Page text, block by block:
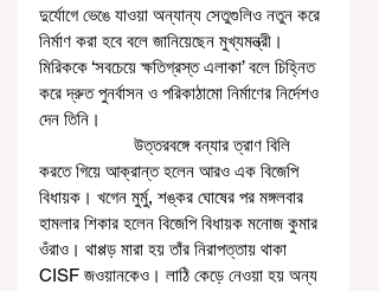
দুর্যোগে ভেঙে যাওয়া অন্যান্য সেতুগুলিও নতুন করে
নির্মাণ করা হবে বলে জানিয়েছেন মুখ্যমন্ত্রী।
মিরিককে ‘সবচেয়ে ক্ষতিগ্রস্ত এলাকা’ বলে চিহ্নিত
করে দ্রুত পুনর্বাসন ও পরিকাঠামো নির্মাণের নির্দেশও
দেন তিনি।
করতে গিয়ে আক্রান্ত হলেন আরও এক বিজেপি
বিধায়ক। খগেন মুর্মু, শঙ্কর ঘোষের পর মঙ্গলবার
হামলার শিকার হলেন বিজেপি বিধায়ক মনোজ কুমার
ওঁরাও। থাপ্পড় মারা হয় তাঁর নিরাপত্তায় থাকা
CISF জওয়ানকেও। লাঠি কেড়ে নেওয়া হয় অন্য